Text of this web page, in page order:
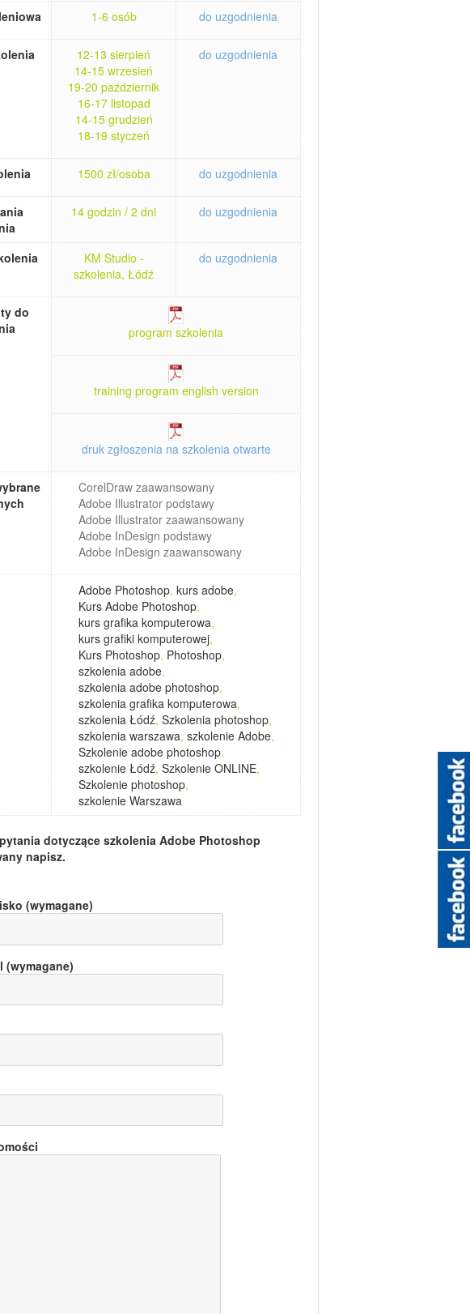
1-6 osób do uzgodnienia
12-13 sierpień
14-15 wrzesień
19-20 październik
16-17 listopad
14-15 grudzień
18-19 styczeń
do uzgodnienia
1500 zł/osoba do uzgodnienia
14 godzin / 2 dni do uzgodnienia
KM Studio -
szkolenia, Łódź
do uzgodnienia
do
program szkolenia
training program english version
druk zgłoszenia na szkolenia otwarte
CorelDraw zaawansowany
Adobe Illustrator podstawy
Adobe Illustrator zaawansowany
Adobe InDesign podstawy
Adobe InDesign zaawansowany
Adobe Photoshop, kurs adobe,
Kurs Adobe Photoshop,
kurs grafika komputerowa,
kurs grafiki komputerowej,
Kurs Photoshop, Photoshop,
szkolenia adobe,
szkolenia adobe photoshop,
szkolenia grafika komputerowa,
szkolenia Łódź, Szkolenia photoshop,
szkolenia warszawa, szkolenie Adobe,
Szkolenie adobe photoshop,
szkolenie Łódź, Szkolenie ONLINE,
Szkolenie photoshop,
szkolenie Warszawa
dotyczące szkolenia Adobe Photoshop
napisz.
(wymagane)
(wymagane)